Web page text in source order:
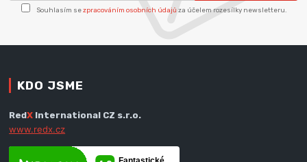
Souhlasím sezpracováním osobních údajů za účelem rozesílky newsletteru.
KDO JSME
RedX International CZ s.r.o.
www.redx.cz